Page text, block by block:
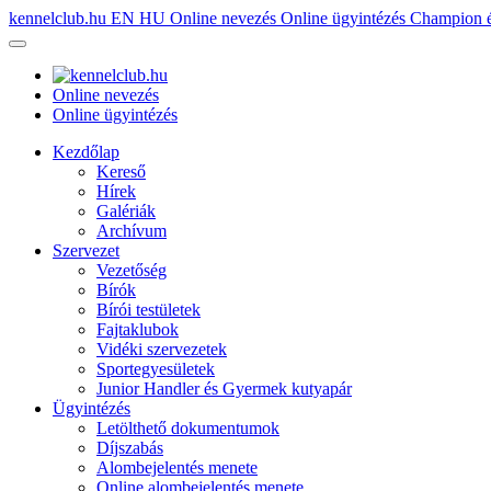
kennelclub.hu EN HU Online nevezés Online ügyintézés Champion
Online nevezés
Online ügyintézés
Kezdőlap
Kereső
Hírek
Galériák
Archívum
Szervezet
Vezetőség
Bírók
Bírói testületek
Fajtaklubok
Vidéki szervezetek
Sportegyesületek
Junior Handler és Gyermek kutyapár
Ügyintézés
Letölthető dokumentumok
Díjszabás
Alombejelentés menete
Online alombejelentés menete